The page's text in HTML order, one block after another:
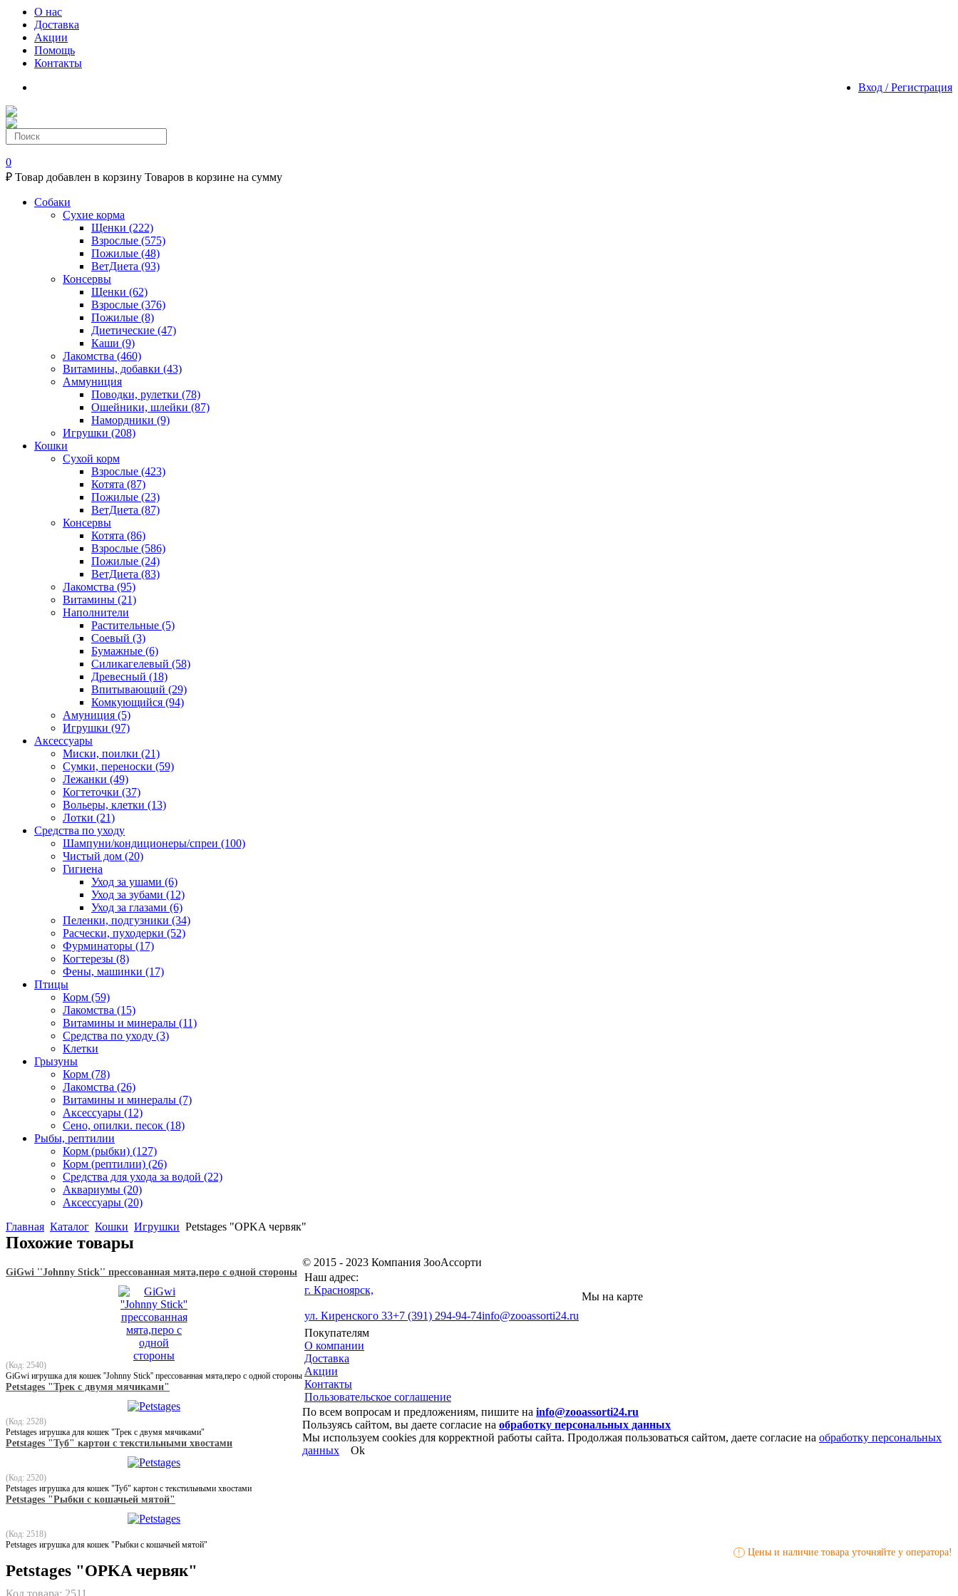
О нас
Доставка
Акции
Помощь
Контакты
Вход / Регистрация
0
₽ Товар добавлен в корзину Товаров в корзине на сумму
Собаки
Сухие корма
Щенки (222)
Взрослые (575)
Пожилые (48)
ВетДиета (93)
Консервы
Щенки (62)
Взрослые (376)
Пожилые (8)
Диетические (47)
Каши (9)
Лакомства (460)
Витамины, добавки (43)
Аммуниция
Поводки, рулетки (78)
Ошейники, шлейки (87)
Намордники (9)
Игрушки (208)
Кошки
Сухой корм
Взрослые (423)
Котята (87)
Пожилые (23)
ВетДиета (87)
Консервы
Котята (86)
Взрослые (586)
Пожилые (24)
ВетДиета (83)
Лакомства (95)
Витамины (21)
Наполнители
Растительные (5)
Соевый (3)
Бумажные (6)
Силикагелевый (58)
Древесный (18)
Впитывающий (29)
Комкующийся (94)
Амуниция (5)
Игрушки (97)
Аксессуары
Миски, поилки (21)
Сумки, переноски (59)
Лежанки (49)
Когтеточки (37)
Вольеры, клетки (13)
Лотки (21)
Средства по уходу
Шампуни/кондиционеры/спреи (100)
Чистый дом (20)
Гигиена
Уход за ушами (6)
Уход за зубами (12)
Уход за глазами (6)
Пеленки, подгузники (34)
Расчески, пуходерки (52)
Фурминаторы (17)
Когтерезы (8)
Фены, машинки (17)
Птицы
Корм (59)
Лакомства (15)
Витамины и минералы (11)
Средства по уходу (3)
Клетки
Грызуны
Корм (78)
Лакомства (26)
Витамины и минералы (7)
Аксессуары (12)
Сено, опилки. песок (18)
Рыбы, рептилии
Корм (рыбки) (127)
Корм (рептилии) (26)
Средства для ухода за водой (22)
Аквариумы (20)
Аксессуары (20)
Главная Каталог Кошки Игрушки Petstages "ОPKA червяк"
Похожие товары
GiGwi ''Johnny Stick'' прессованная мята,перо с одной стороны
(Код: 2540)
GiGwi игрушка для кошек ''Johnny Stick'' прессованная мята,перо с одной стороны
Petstages "Трек с двумя мячиками"
(Код: 2528)
Petstages игрушка для кошек "Трек с двумя мячиками"
Petstages "Туб" картон с текстильными хвостами
(Код: 2520)
Petstages игрушка для кошек "Туб" картон с текстильными хвостами
Petstages "Рыбки с кошачьей мятой"
(Код: 2518)
Petstages игрушка для кошек "Рыбки с кошачьей мятой"
! Цены и наличие товара уточняйте у оператора!
Petstages "ОPKA червяк"
Код товара: 2511
© 2015 - 2023 Компания ЗооАссорти
Наш адрес:
г. Красноярск,
ул. Киренского 33+7 (391) 294-94-74info@zooassorti24.ru
Мы на карте
Покупателям
О компании
Доставка
Акции
Контакты
Пользовательское соглашение
По всем вопросам и предложениям, пишите на info@zooassorti24.ru
Пользуясь сайтом, вы даете согласие на обработку персональных данных
Мы используем cookies для корректной работы сайта. Продолжая пользоваться сайтом, даете согласие на обработку персональных
данных
Ok